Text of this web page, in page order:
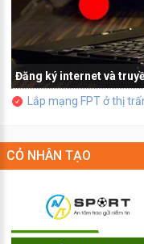
Đăng ký internet và
Lắp mạng FPT ở thị
CỎ NHÂN TẠO